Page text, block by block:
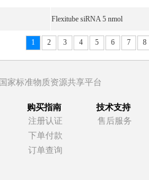
Flexitube siRNA 5 nmol
1 2 3 4 5 6 7 8
国家标准物质资源共享平台
购买指南
注册认证
下单付款
订单查询
技术支持
售后服务